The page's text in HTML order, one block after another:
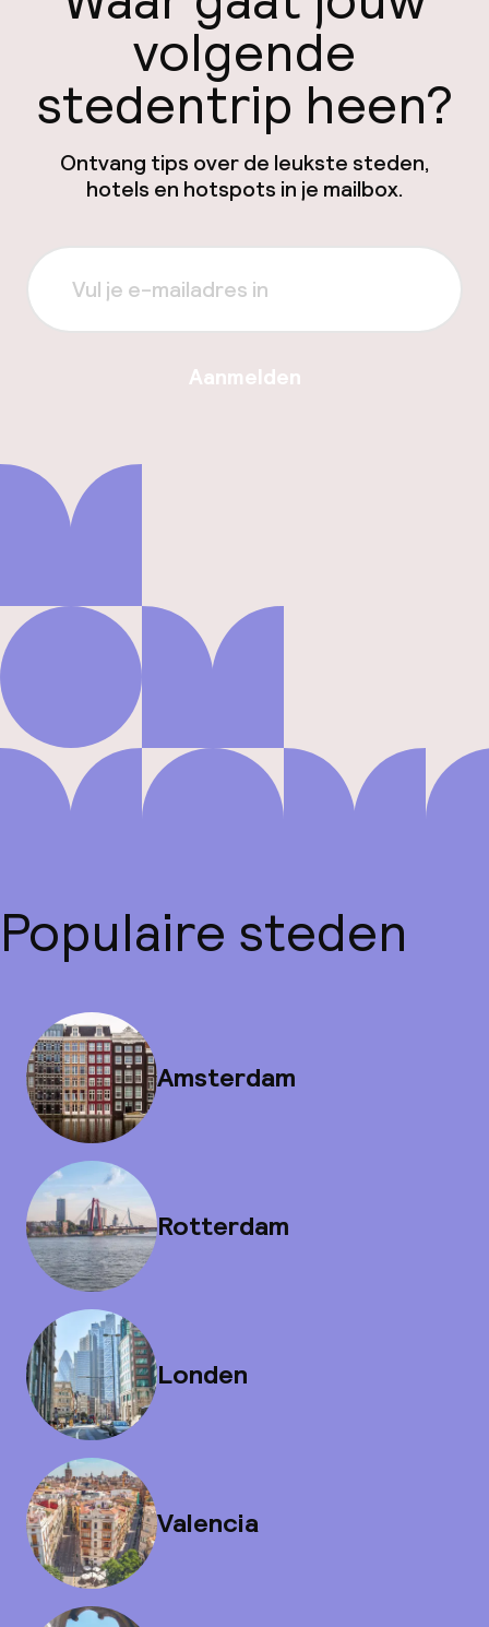
volgende
stedentrip heen?
Ontvang tips over de leukste steden,
hotels en hotspots in je mailbox.
Aanmelden
Populaire steden
Amsterdam
Rotterdam
Londen
Valencia